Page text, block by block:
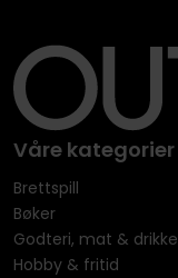
Våre kategorier
Brettspill
Bøker
Godteri, mat & drikke
Hobby & fritid